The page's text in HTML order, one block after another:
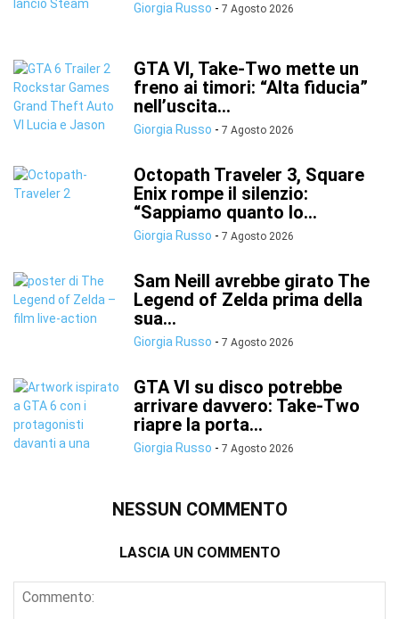
Giorgia Russo - 7 Agosto 2026
GTA VI, Take-Two mette un
freno ai timori: “Alta fiducia”
nell’uscita...
Giorgia Russo - 7 Agosto 2026
Octopath Traveler 3, Square
Enix rompe il silenzio:
“Sappiamo quanto lo...
Giorgia Russo - 7 Agosto 2026
Sam Neill avrebbe girato The
Legend of Zelda prima della
sua...
Giorgia Russo - 7 Agosto 2026
GTA VI su disco potrebbe
arrivare davvero: Take-Two
riapre la porta...
Giorgia Russo - 7 Agosto 2026
NESSUN COMMENTO
LASCIA UN COMMENTO